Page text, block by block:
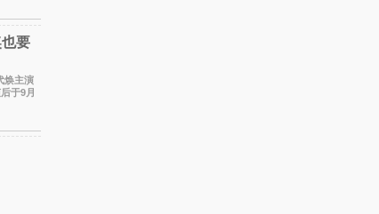
要
主演
于9月
改